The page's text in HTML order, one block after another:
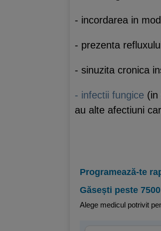
- incordarea in
- prezenta
- sinuzita cronica
- infectii fungice (in
au alte afectiuni
Programează-te
Găsești peste
Alege medicul potrivit